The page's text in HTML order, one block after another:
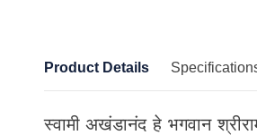
Product Details
स्वामी अखंडानंद हे भगवान